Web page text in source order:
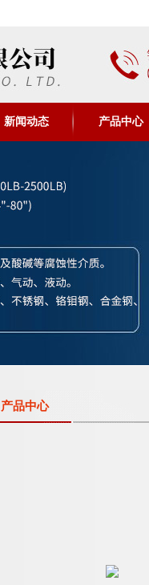
新闻动态 产品中心
产品中心